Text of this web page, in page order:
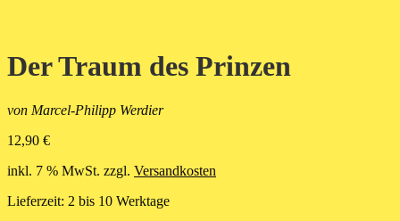
Der Traum des Prinzen
von Marcel-Philipp Werdier
12,90 €
inkl. 7 % MwSt. zzgl. Versandkosten
Lieferzeit: 2 bis 10 Werktage